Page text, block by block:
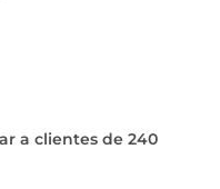
a clientes de 240